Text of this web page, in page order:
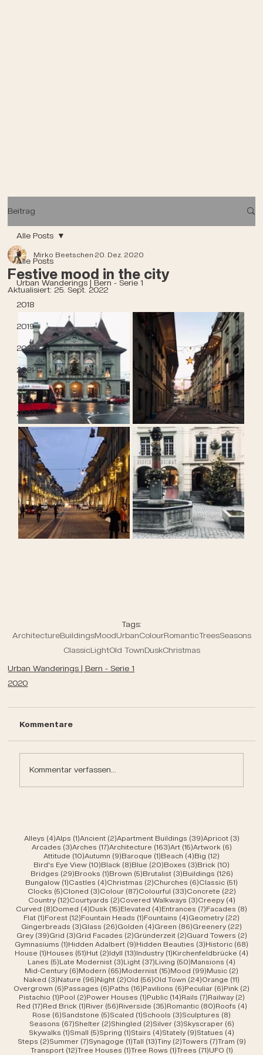
Beitrag
Alle Posts
Urban Wanderings | Bern - Serie 1
2018
2019
2020
2021
2022
2023
Alle Posts
Festive mood in the city
Mirko Beetschen20. Dez. 2020
Aktualisiert: 25. Sept. 2022
Tags:
ArchitectureBuildingsMoodUrbanColourRomanticTreesSeasons
ClassicLightOld TownDuskChristmas
Urban Wanderings | Bern - Serie 1
2020
Kommentare
Kommentar verfassen...
Alleys (4)4 Beiträge
Alps (1)1 Beitrag
Ancient (2)2 Beiträge
Apartment Buildings (39)39 Beiträge
Apricot (3)3
Arcades (3)3 Beiträge
Arches (17)17 Beiträge
Architecture (163)163 Beiträge
Art (15)15 Beiträge
Artwork (6)6
Attitude (10)10 Beiträge
Autumn (9)9 Beiträge
Baroque (1)1 Beitrag
Beach (4)4 Beiträge
Big (12)
Bird's Eye View (10)10 Beiträge
Black (8)8 Beiträge
Blue (20)20 Beiträge
Boxes (3)3 Beiträge
Brick (10)
Bridges (29)29 Beiträge
Brooks (1)1 Beitrag
Brown (5)5 Beiträge
Brutalist (3)3 Beiträge
Buildings (126)126
Bungalow (1)1 Beitrag
Castles (4)4 Beiträge
Christmas (2)2 Beiträge
Churches (6)6 Beiträge
Classic (51)
Clocks (5)5 Beiträge
Cloned (3)3 Beiträge
Colour (87)87 Beiträge
Colourful (33)33 Beiträge
Concrete (22)22
Country (12)12 Beiträge
Courtyards (2)2 Beiträge
Covered Walkways (3)3 Beiträge
Creepy (4)4
Curved (8)8 Beiträge
Domed (4)4 Beiträge
Dusk (15)15 Beiträge
Elevated (4)4 Beiträge
Entrances (7)7 Beiträge
Facades (8)
Flat (1)1 Beitrag
Forest (12)12 Beiträge
Fountain Heads (1)1 Beitrag
Fountains (4)4 Beiträge
Geometry (22)
Gingerbreads (3)3 Beiträge
Glass (26)26 Beiträge
Golden (4)4 Beiträge
Green (86)86 Beiträge
Greenery (22)
Grey (39)39 Beiträge
Grid (3)3 Beiträge
Grid Facades (2)2 Beiträge
Gründerzeit (2)2 Beiträge
Guard Towers (2)2
Gymnasiums (1)1 Beitrag
Hidden Adalbert (9)9 Beiträge
Hidden Beauties (3)3 Beiträge
Historic (68)
House (1)1 Beitrag
Houses (51)51 Beiträge
Hut (2)2 Beiträge
Idyll (13)13 Beiträge
Industry (1)1 Beitrag
Kirchenfeldbrücke (4)
Lanes (5)5 Beiträge
Late Modernist (3)3 Beiträge
Light (37)37 Beiträge
Living (50)50 Beiträge
Mansions (4)
Mid-Century (6)6 Beiträge
Modern (65)65 Beiträge
Modernist (15)15 Beiträge
Mood (99)99 Beiträge
Music (2)
Naked (3)3 Beiträge
Nature (96)96 Beiträge
Night (2)2 Beiträge
Old (56)56 Beiträge
Old Town (24)24 Beiträge
Orange (11)
Overgrown (6)6 Beiträge
Passages (6)6 Beiträge
Paths (16)16 Beiträge
Pavilions (6)6 Beiträge
Peculiar (6)6 Beiträge
Pink (2)
Pistachio (1)1 Beitrag
Pool (2)2 Beiträge
Power Houses (1)1 Beitrag
Public (14)14 Beiträge
Rails (7)7 Beiträge
Railway (2)2
Red (17)17 Beiträge
Red Brick (1)1 Beitrag
River (56)56 Beiträge
Riverside (35)35 Beiträge
Romantic (80)80 Beiträge
Roofs (4)4
Rose (6)6 Beiträge
Sandstone (5)5 Beiträge
Scaled (1)1 Beitrag
Schools (3)3 Beiträge
Sculptures (8)
Seasons (67)67 Beiträge
Shelter (2)2 Beiträge
Shingled (2)2 Beiträge
Silver (3)3 Beiträge
Skyscraper (6)6
Skywalks (1)1 Beitrag
Small (5)5 Beiträge
Spring (1)1 Beitrag
Stairs (4)4 Beiträge
Stately (9)9 Beiträge
Statues (4)
Steps (2)2 Beiträge
Summer (7)7 Beiträge
Synagoge (1)1 Beitrag
Tall (13)13 Beiträge
Tiny (2)2 Beiträge
Towers (7)7 Beiträge
Tram (9)9
Transport (12)12 Beiträge
Tree Houses (1)1 Beitrag
Tree Rows (1)1 Beitrag
Trees (71)71 Beiträge
UFO (1)1 Beitrag